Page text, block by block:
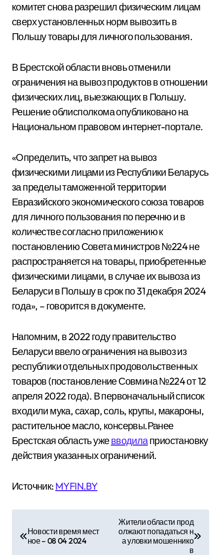
комитет снова разрешил физическим лицам
сверх установленных норм вывозить в
Польшу товары для личного пользования.
В Брестской области вновь отменили
ограничения на вывоз продуктов в отношении
физических лиц, выезжающих в Польшу.
Решение облисполкома опубликовано на
Национальном правовом интернет-портале.
«Определить, что запрет на вывоз
физическими лицами из Республики Беларусь
за пределы таможенной территории
Евразийского экономического союза товаров
для личного пользования по перечню и в
количестве согласно приложению к
постановлению Совета министров №224 не
распространяется на товары, приобретенные
физическими лицами, в случае их вывоза из
Беларуси в Польшу в срок по 31 декабря 2024
года», – говорится в документе.
Напомним, в 2022 году правительство
Беларуси ввело ограничения на вывоз из
республики отдельных продовольственных
товаров (постановление Совмина №224 от 12
апреля 2022 года). В первоначальный список
входили мука, сахар, соль, крупы, макароны,
растительное масло, консервы.Ранее
Брестская область ужевводилаприостановку
действия указанных ограничений.
Источник: MYFIN.BY
Новости время мест
ное – 08 04 2024
Жители области прод
олжают попадаться н
а уловки мошеннико
в